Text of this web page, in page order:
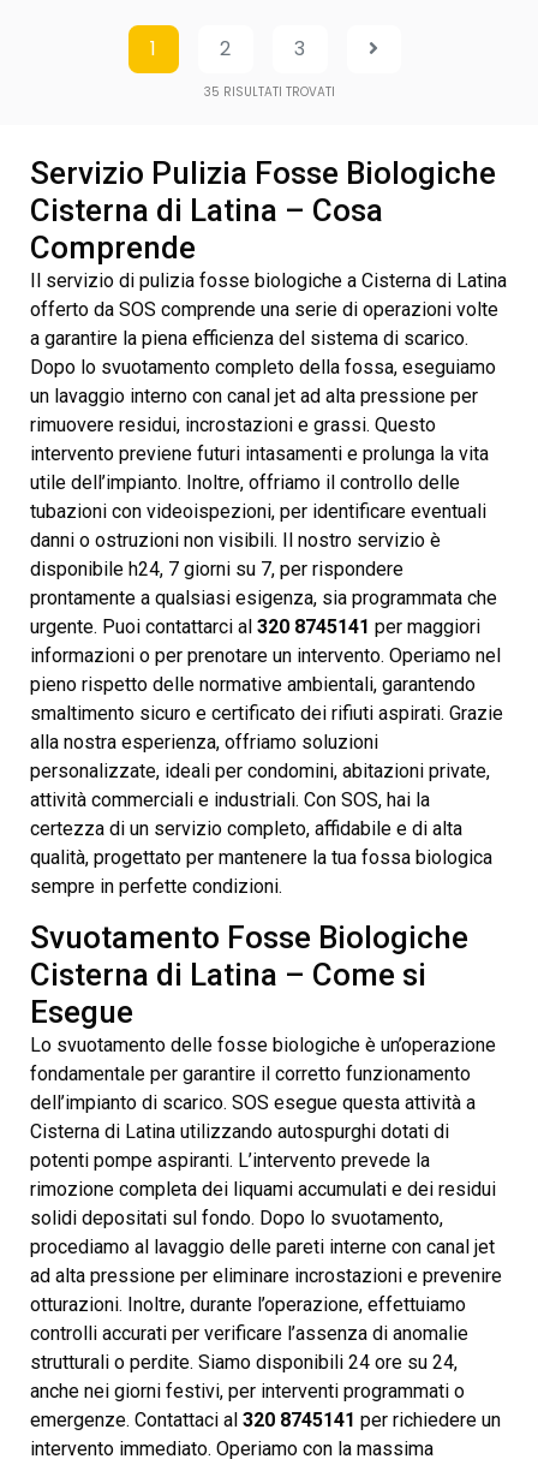
1 2 3
35 RISULTATI TROVATI
Servizio Pulizia Fosse Biologiche
Cisterna di Latina – Cosa
Comprende
Il servizio di pulizia fosse biologiche a Cisterna di Latina
offerto da SOS comprende una serie di operazioni volte
a garantire la piena efficienza del sistema di scarico.
Dopo lo svuotamento completo della fossa, eseguiamo
un lavaggio interno con canal jet ad alta pressione per
rimuovere residui, incrostazioni e grassi. Questo
intervento previene futuri intasamenti e prolunga la vita
utile dell’impianto. Inoltre, offriamo il controllo delle
tubazioni con videoispezioni, per identificare eventuali
danni o ostruzioni non visibili. Il nostro servizio è
disponibile h24, 7 giorni su 7, per rispondere
prontamente a qualsiasi esigenza, sia programmata che
urgente. Puoi contattarci al 320 8745141 per maggiori
informazioni o per prenotare un intervento. Operiamo nel
pieno rispetto delle normative ambientali, garantendo
smaltimento sicuro e certificato dei rifiuti aspirati. Grazie
alla nostra esperienza, offriamo soluzioni
personalizzate, ideali per condomini, abitazioni private,
attività commerciali e industriali. Con SOS, hai la
certezza di un servizio completo, affidabile e di alta
qualità, progettato per mantenere la tua fossa biologica
sempre in perfette condizioni.
Svuotamento Fosse Biologiche
Cisterna di Latina – Come si
Esegue
Lo svuotamento delle fosse biologiche è un’operazione
fondamentale per garantire il corretto funzionamento
dell’impianto di scarico. SOS esegue questa attività a
Cisterna di Latina utilizzando autospurghi dotati di
potenti pompe aspiranti. L’intervento prevede la
rimozione completa dei liquami accumulati e dei residui
solidi depositati sul fondo. Dopo lo svuotamento,
procediamo al lavaggio delle pareti interne con canal jet
ad alta pressione per eliminare incrostazioni e prevenire
otturazioni. Inoltre, durante l’operazione, effettuiamo
controlli accurati per verificare l’assenza di anomalie
strutturali o perdite. Siamo disponibili 24 ore su 24,
anche nei giorni festivi, per interventi programmati o
emergenze. Contattaci al 320 8745141 per richiedere un
intervento immediato. Operiamo con la massima